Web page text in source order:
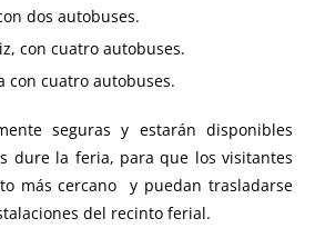
dos autobuses.
con cuatro autobuses.
con cuatro autobuses.
seguras y estarán disponibles
dure la feria, para que los visitantes
más cercano y puedan trasladarse
del recinto ferial.